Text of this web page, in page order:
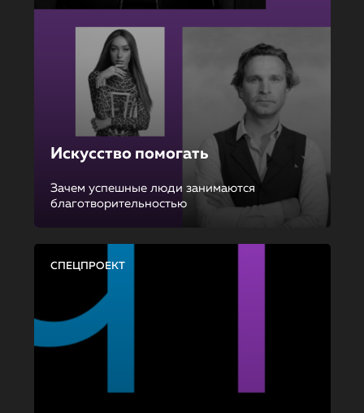
Искусство помогать
Зачем успешные люди занимаются
благотворительностью
СПЕЦПРОЕКТ